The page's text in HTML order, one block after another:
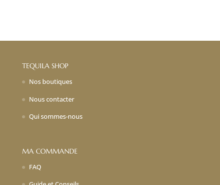
TEQUILA SHOP
Nos boutiques
Nous contacter
Qui sommes-nous
MA COMMANDE
FAQ